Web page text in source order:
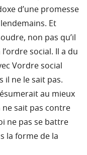
d’une promesse
Et
non pas qu’il
social. Il a du
Vordre social
il ne le sait pas.
au mieux
ne sait pas contre
ne pas se battre
la forme de la